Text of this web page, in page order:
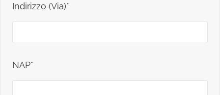
Indirizzo (Via)*
NAP*